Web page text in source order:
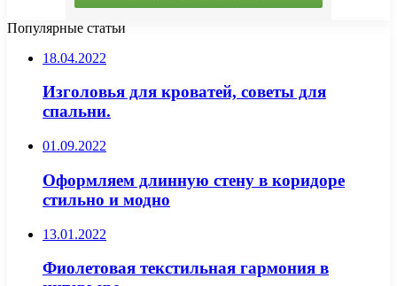
Популярные статьи
18.04.2022
Изголовья для кроватей, советы для
спальни.
01.09.2022
Оформляем длинную стену в коридоре
стильно и модно
13.01.2022
Фиолетовая текстильная гармония в